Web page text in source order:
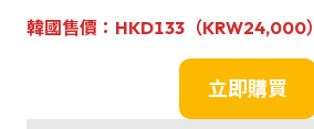
韓國售價：HKD133 （KRW24,000）
立即購買